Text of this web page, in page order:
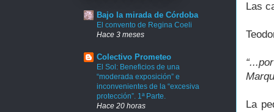
Las
La
Bajo la mirada de Córdoba
El convento de Regina Coeli
Hace 3 meses
Colectivo Prometeo
El Sol: Beneficios de una
“moderada exposición” e
inconvenientes de la “excesiva
protección”. 1ª Parte.
Hace 20 horas